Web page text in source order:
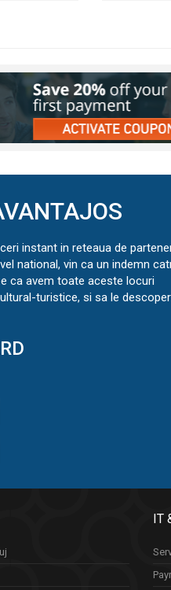
instant in reteaua de
national, vin ca un indemn
ca avem toate aceste locuri
turistice, si sa le
IT